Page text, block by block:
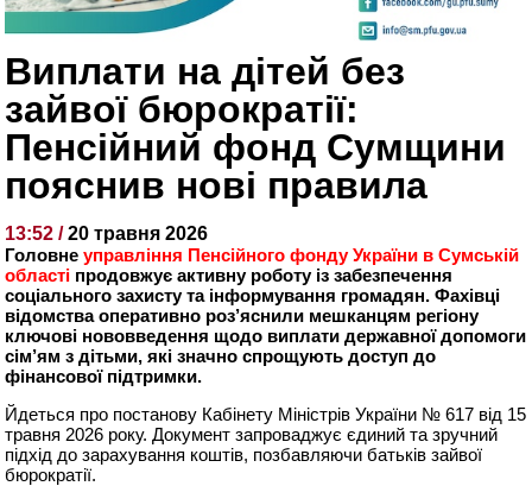
Виплати на дітей без
зайвої бюрократії:
Пенсійний фонд Сумщини
пояснив нові правила
13:52 /20 травня 2026
Головнеуправління Пенсійного фонду України в Сумській
області продовжує активну роботу із забезпечення
соціального захисту та інформування громадян. Фахівці
відомства оперативно роз’яснили мешканцям регіону
ключові нововведення щодо виплати державної допомоги
сім’ям з дітьми, які значно спрощують доступ до
фінансової підтримки.
Йдеться про постанову Кабінету Міністрів України № 617 від 15
травня 2026 року. Документ запроваджує єдиний та зручний
підхід до зарахування коштів, позбавляючи батьків зайвої
бюрократії.